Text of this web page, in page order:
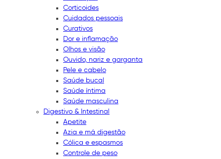
Corticoides
Cuidados pessoais
Curativos
Dor e inflamação
Olhos e visão
Ouvido, nariz e garganta
Pele e cabelo
Saúde bucal
Saúde íntima
Saúde masculina
Digestivo & Intestinal
Apetite
Azia e má digestão
Cólica e espasmos
Controle de peso